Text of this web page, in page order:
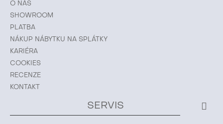
O NÁS
SHOWROOM
PLATBA
NÁKUP NÁBYTKU NA SPLÁTKY
KARIÉRA
COOKIES
RECENZE
KONTAKT
SERVIS